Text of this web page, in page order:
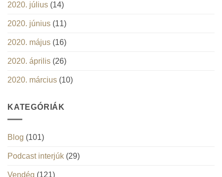
2020. július (14)
2020. június (11)
2020. május (16)
2020. április (26)
2020. március (10)
KATEGÓRIÁK
Blog (101)
Podcast interjúk (29)
Vendég (121)